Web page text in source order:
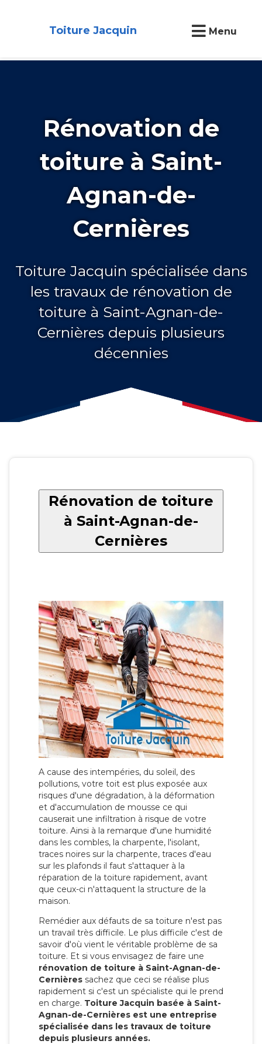
Toiture Jacquin Menu
Rénovation de
toiture à Saint-
Agnan-de-
Cernières
Toiture Jacquin spécialisée dans
les travaux de rénovation de
toiture à Saint-Agnan-de-
Cernières depuis plusieurs
décennies
Rénovation de toiture
à Saint-Agnan-de-
Cernières
A cause des intempéries, du soleil, des
pollutions, votre toit est plus exposée aux
risques d'une dégradation, à la déformation
et d'accumulation de mousse ce qui
causerait une infiltration à risque de votre
toiture. Ainsi à la remarque d'une humidité
dans les combles, la charpente, l'isolant,
traces noires sur la charpente, traces d'eau
sur les plafonds il faut s'attaquer à la
réparation de la toiture rapidement, avant
que ceux-ci n'attaquent la structure de la
maison.
Remédier aux défauts de sa toiture n'est pas
un travail très difficile. Le plus difficile c'est de
savoir d'où vient le véritable problème de sa
toiture. Et si vous envisagez de faire une
rénovation de toiture à Saint-Agnan-de-
Cernières sachez que ceci se réalise plus
rapidement si c'est un spécialiste qui le prend
en charge. Toiture Jacquin basée à Saint-
Agnan-de-Cernières est une entreprise
spécialisée dans les travaux de toiture
depuis plusieurs années.